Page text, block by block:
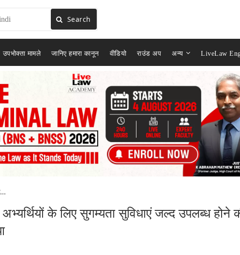
Search
उपभोक्ता मामले जानिए हमारा कानून वीडियो राउंड अप अन्य LiveLaw
के लिए सुगम्यता सुविधाएं जल्द उपलब्ध होने